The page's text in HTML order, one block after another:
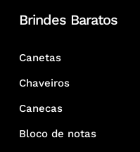
Brindes Baratos
Canetas
Chaveiros
Canecas
Bloco de notas